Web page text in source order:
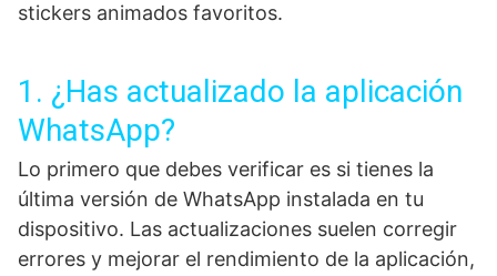
stickers animados favoritos.
1. ¿Has actualizado la aplicación
WhatsApp?
Lo primero que debes verificar es si tienes la
última versión de WhatsApp instalada en tu
dispositivo. Las actualizaciones suelen corregir
errores y mejorar el rendimiento de la aplicación,